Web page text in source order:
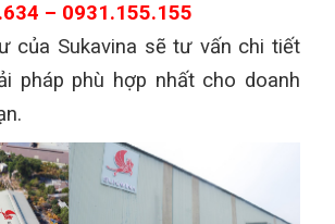
– 0931.155.155
của Sukavina sẽ tư vấn chi tiết
pháp phù hợp nhất cho doanh